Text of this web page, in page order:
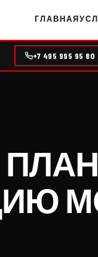
ГЛАВНАЯ
+7 495 995 95 80